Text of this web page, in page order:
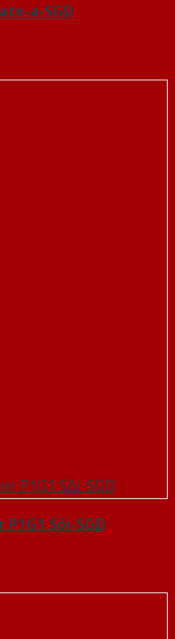
a-SGD
Sồi-SGD